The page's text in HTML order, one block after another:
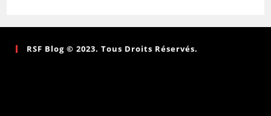
RSF Blog © 2023. Tous Droits Réservés.